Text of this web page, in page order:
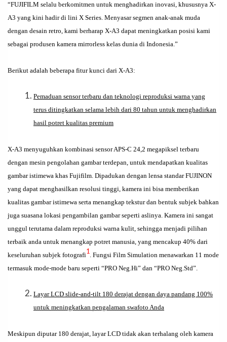
“FUJIFILM selalu berkomitmen untuk menghadirkan inovasi, khususnya X-
A3 yang kini hadir di lini X Series. Menyasar segmen anak-anak muda
dengan desain retro, kami berharap X-A3 dapat meningkatkan posisi kami
sebagai produsen kamera mirrorless kelas dunia di Indonesia.”
Berikut adalah beberapa fitur kunci dari X-A3:
Pemaduan sensor terbaru dan teknologi reproduksi warna yang
terus ditingkatkan selama lebih dari 80 tahun untuk menghadirkan
hasil potret kualitas premium
X-A3 menyuguhkan kombinasi sensor APS-C 24,2 megapiksel terbaru
dengan mesin pengolahan gambar terdepan, untuk mendapatkan kualitas
gambar istimewa khas Fujifilm. Dipadukan dengan lensa standar FUJINON
yang dapat menghasilkan resolusi tinggi, kamera ini bisa memberikan
kualitas gambar istimewa serta menangkap tekstur dan bentuk subjek bahkan
juga suasana lokasi pengambilan gambar seperti aslinya. Kamera ini sangat
unggul terutama dalam reproduksi warna kulit, sehingga menjadi pilihan
terbaik anda untuk menangkap potret manusia, yang mencakup 40% dari
keseluruhan subjek fotografi1 . Fungsi Film Simulation menawarkan 11 mode
termasuk mode-mode baru seperti “PRO Neg.Hi” dan “PRO Neg.Std”.
Layar LCD slide-and-tilt 180 derajat dengan daya pandang 100%
untuk meningkatkan pengalaman swafoto Anda
Meskipun diputar 180 derajat, layar LCD tidak akan terhalang oleh kamera